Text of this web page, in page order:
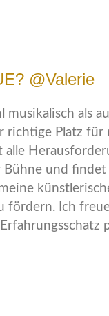
@Valerie
musikalisch als
richtige Platz für
alle
und
fördern. Ich